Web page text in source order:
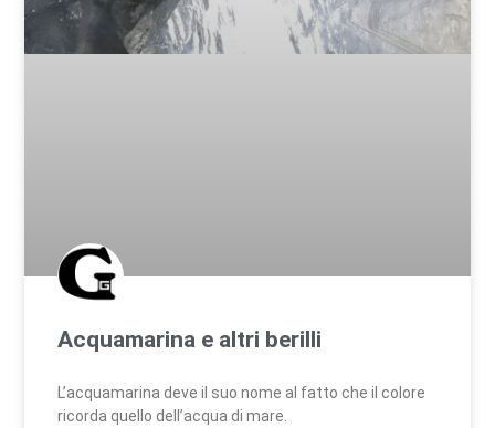
Acquamarina e altri berilli
L’acquamarina deve il suo nome al fatto che il colore
ricorda quello dell’acqua di mare.